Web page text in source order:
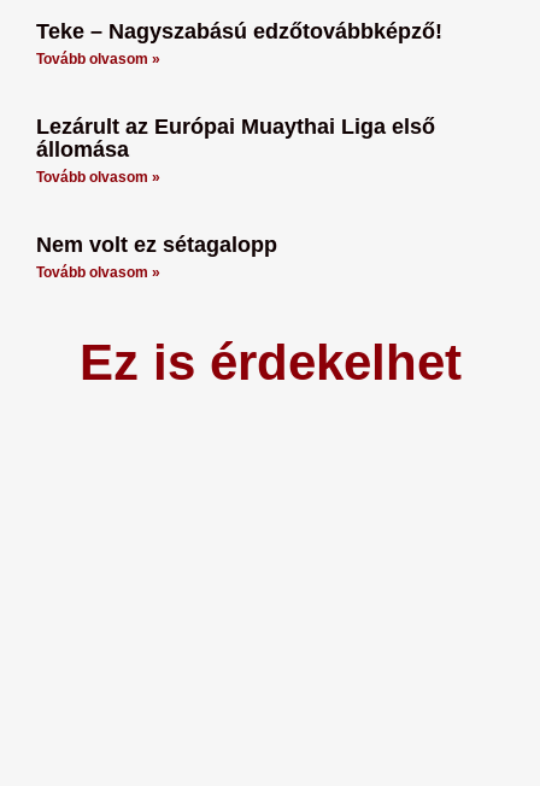
Teke – Nagyszabású edzőtovábbképző!
Tovább olvasom »
Lezárult az Európai Muaythai Liga első
állomása
Tovább olvasom »
Nem volt ez sétagalopp
Tovább olvasom »
Ez is érdekelhet